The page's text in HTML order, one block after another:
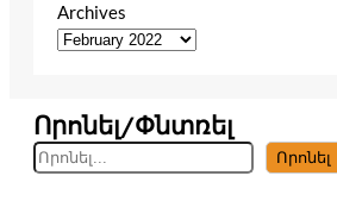
Archives
Որոնել/Փնտռել
S
e
Որոնել